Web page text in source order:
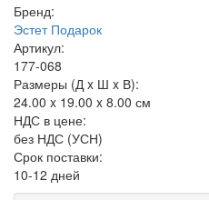
Бренд:
Эстет Подарок
Артикул:
177-068
Размеры (Д x Ш x В):
24.00 x 19.00 x 8.00 см
НДС в цене:
без НДС (УСН)
Срок поставки:
10-12 дней